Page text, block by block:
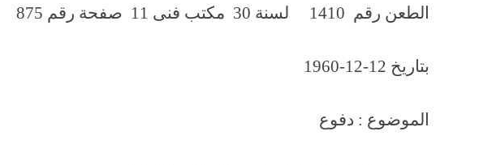
الطعن رقم 1410 لسنة 30 مكتب فنى 11 صفحة رقم 875
بتاريخ 12-12-1960
الموضوع : دفوع